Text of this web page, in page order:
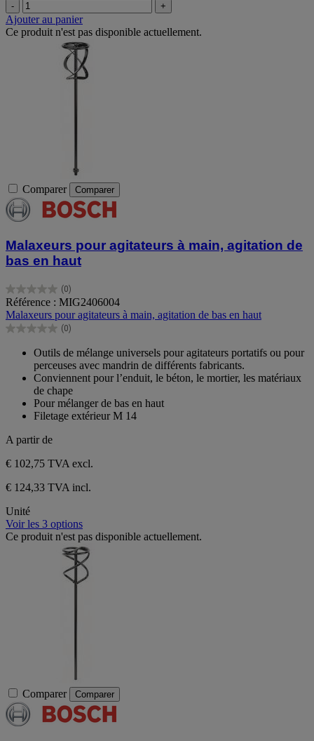
- +
Ajouter au panier
Ce produit n'est pas disponible actuellement.
Comparer Comparer
Malaxeurs pour agitateurs à main, agitation de
bas en haut
(0)
0.0
sur
5
étoiles.
Référence : MIG2406004
Malaxeurs pour agitateurs à main, agitation de bas en haut
(0)
0.0
étoiles.
Outils de mélange universels pour agitateurs portatifs ou pour
perceuses avec mandrin de différents fabricants.
Conviennent pour l’enduit, le béton, le mortier, les matériaux
de chape
Pour mélanger de bas en haut
Filetage extérieur M 14
A partir de
€ 102,75 TVA excl.
€ 124,33 TVA incl.
Unité
Voir les 3 options
Ce produit n'est pas disponible actuellement.
Comparer Comparer